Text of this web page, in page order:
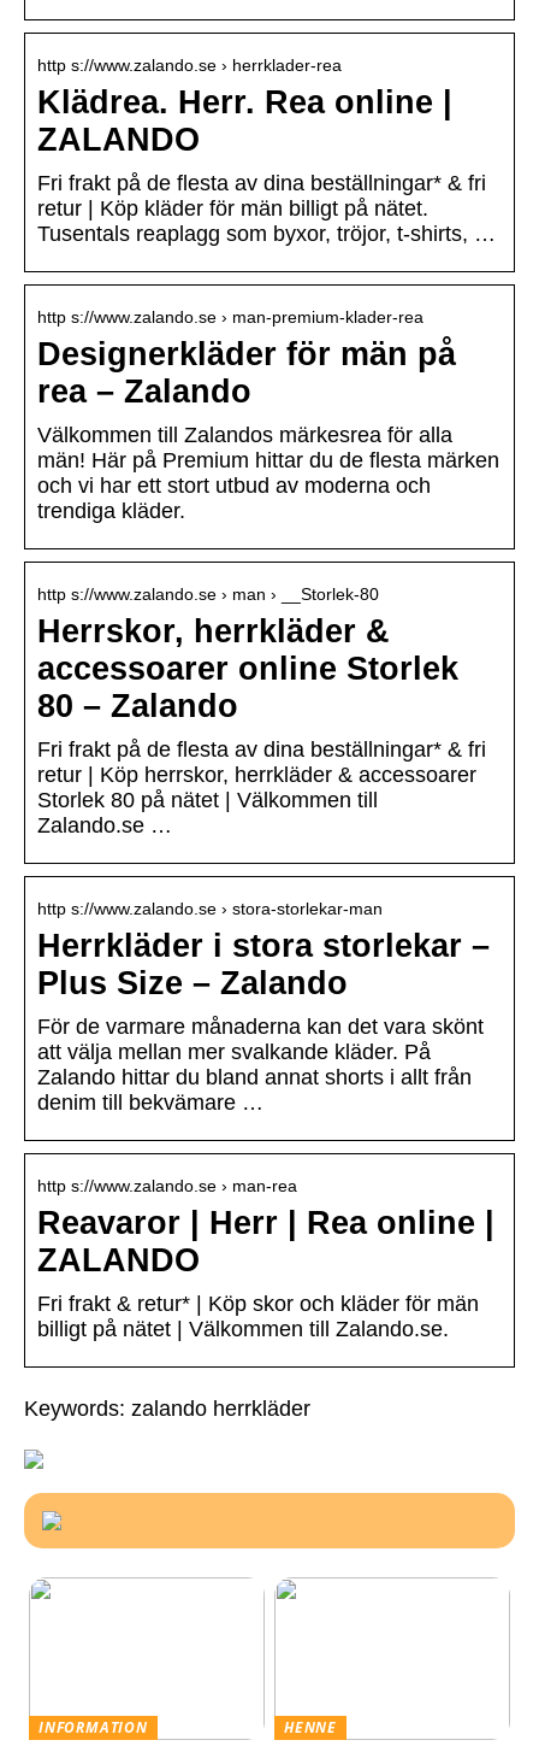
http s://www.zalando.se › herrklader-rea
Klädrea. Herr. Rea online |
ZALANDO
Fri frakt på de flesta av dina beställningar* & fri
retur | Köp kläder för män billigt på nätet.
Tusentals reaplagg som byxor, tröjor, t-shirts, …
http s://www.zalando.se › man-premium-klader-rea
Designerkläder för män på
rea – Zalando
Välkommen till Zalandos märkesrea för alla
män! Här på Premium hittar du de flesta märken
och vi har ett stort utbud av moderna och
trendiga kläder.
http s://www.zalando.se › man › __Storlek-80
Herrskor, herrkläder &
accessoarer online Storlek
80 – Zalando
Fri frakt på de flesta av dina beställningar* & fri
retur | Köp herrskor, herrkläder & accessoarer
Storlek 80 på nätet | Välkommen till
Zalando.se …
http s://www.zalando.se › stora-storlekar-man
Herrkläder i stora storlekar –
Plus Size – Zalando
För de varmare månaderna kan det vara skönt
att välja mellan mer svalkande kläder. På
Zalando hittar du bland annat shorts i allt från
denim till bekvämare …
http s://www.zalando.se › man-rea
Reavaror | Herr | Rea online |
ZALANDO
Fri frakt & retur* | Köp skor och kläder för män
billigt på nätet | Välkommen till Zalando.se.
Keywords: zalando herrkläder
INFORMATION
HENNE